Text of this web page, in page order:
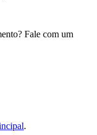
Fale com um
.